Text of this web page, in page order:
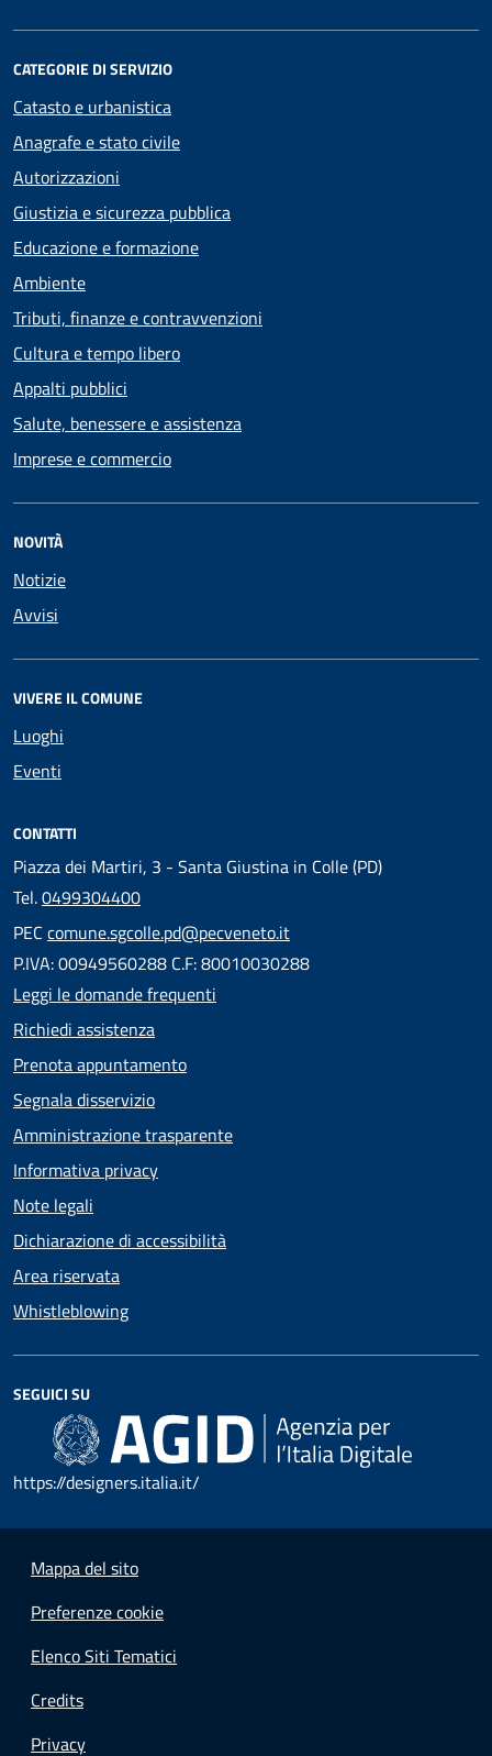
CATEGORIE DI SERVIZIO
Catasto e urbanistica
Anagrafe e stato civile
Autorizzazioni
Giustizia e sicurezza pubblica
Educazione e formazione
Ambiente
Tributi, finanze e contravvenzioni
Cultura e tempo libero
Appalti pubblici
Salute, benessere e assistenza
Imprese e commercio
NOVITÀ
Notizie
Avvisi
VIVERE IL COMUNE
Luoghi
Eventi
CONTATTI
Piazza dei Martiri, 3 - Santa Giustina in Colle (PD)
Tel.0499304400
PEC comune.sgcolle.pd@pecveneto.it
P.IVA: 00949560288 C.F: 80010030288
Leggi le domande frequenti
Richiedi assistenza
Prenota appuntamento
Segnala disservizio
Amministrazione trasparente
Informativa privacy
Note legali
Dichiarazione di accessibilità
Area riservata
Whistleblowing
SEGUICI SU
https://designers.italia.it/
Mappa del sito
Preferenze cookie
Elenco Siti Tematici
Credits
Privacy